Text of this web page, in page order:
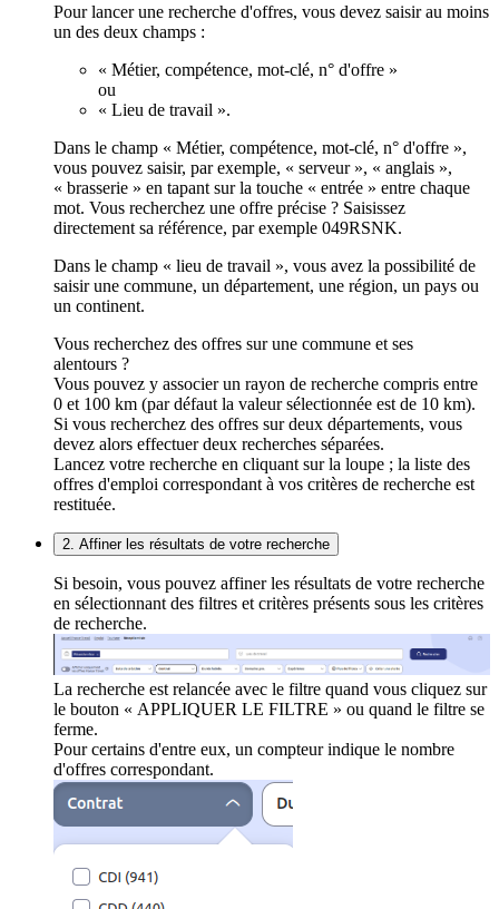
Pour lancer une recherche d'offres, vous devez saisir au moins
un des deux champs :
« Métier, compétence, mot-clé, n° d'offre »
ou
« Lieu de travail ».
Dans le champ « Métier, compétence, mot-clé, n° d'offre »,
vous pouvez saisir, par exemple, « serveur », « anglais »,
« brasserie » en tapant sur la touche « entrée » entre chaque
mot. Vous recherchez une offre précise ? Saisissez
directement sa référence, par exemple 049RSNK.
Dans le champ « lieu de travail », vous avez la possibilité de
saisir une commune, un département, une région, un pays ou
un continent.
Vous recherchez des offres sur une commune et ses
alentours ?
Vous pouvez y associer un rayon de recherche compris entre
0 et 100 km (par défaut la valeur sélectionnée est de 10 km).
Si vous recherchez des offres sur deux départements, vous
devez alors effectuer deux recherches séparées.
Lancez votre recherche en cliquant sur la loupe ; la liste des
offres d'emploi correspondant à vos critères de recherche est
restituée.
2. Affiner les résultats de votre recherche
Si besoin, vous pouvez affiner les résultats de votre recherche
en sélectionnant des filtres et critères présents sous les critères
de recherche.
La recherche est relancée avec le filtre quand vous cliquez sur
le bouton « APPLIQUER LE FILTRE » ou quand le filtre se
ferme.
Pour certains d'entre eux, un compteur indique le nombre
d'offres correspondant.